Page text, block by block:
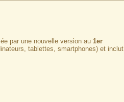
par une nouvelle version au 1er
tablettes, smartphones) et inclut